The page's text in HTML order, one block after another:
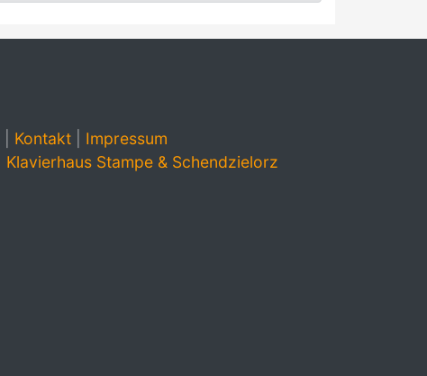
Kontakt| Impressum
Klavierhaus Stampe & Schendzielorz